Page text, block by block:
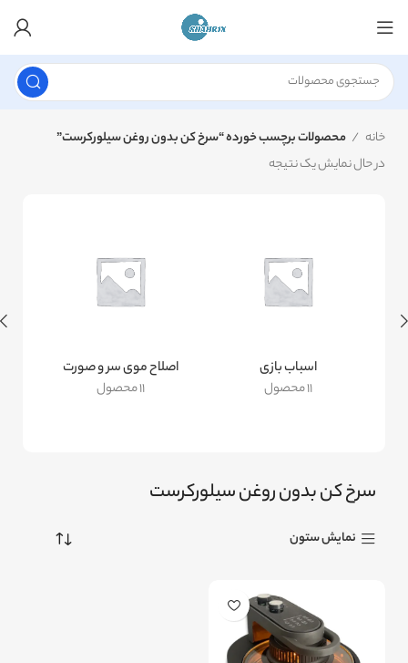
خانه
محصولات برچسب خورده “سرخ کن بدون روغن سیلورکرست”
در حال نمایش یک نتیجه
اسباب بازی
11 محصول
اصلاح موی سر و صورت
11 محصول
سرخ کن بدون روغن سیلورکرست
نمایش ستون